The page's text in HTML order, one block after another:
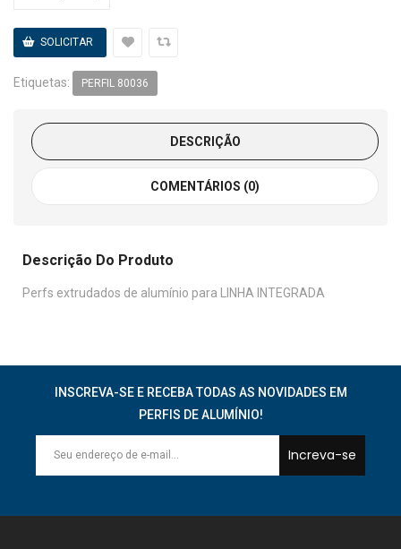
Etiquetas: PERFIL 80036
DESCRIÇÃO
COMENTÁRIOS (0)
Descrição Do Produto
Perfs extrudados de alumínio para LINHA INTEGRADA
INSCREVA-SE E RECEBA TODAS AS NOVIDADES EM
PERFIS DE ALUMÍNIO!
Increva-se